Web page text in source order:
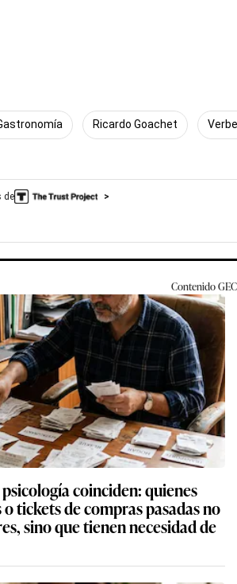
Ricardo Goachet
de
ContenidoGEC
coinciden: quienes
tickets de compras pasadas no
sino que tienen necesidad de